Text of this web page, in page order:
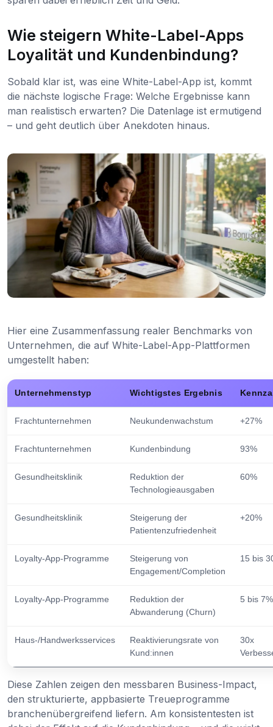
Wie steigern White-Label-Apps
Loyalität und Kundenbindung?
Sobald klar ist, was eine White-Label-App ist, kommt
die nächste logische Frage: Welche Ergebnisse kann
man realistisch erwarten? Die Datenlage ist ermutigend
– und geht deutlich über Anekdoten hinaus.
Hier eine Zusammenfassung realer Benchmarks von
Unternehmen, die auf White-Label-App-Plattformen
umgestellt haben:
Unternehmenstyp Wichtigstes Ergebnis
Frachtunternehmen Neukundenwachstum +27%
Frachtunternehmen Kundenbindung 93%
Gesundheitsklinik
Reduktion der
Technologieausgaben
60%
Gesundheitsklinik
Steigerung der
Patientenzufriedenheit
+20%
Loyalty-App-Programme
Steigerung von
Engagement/Completion
15 bis
Loyalty-App-Programme
Reduktion der
Abwanderung (Churn)
5 bis 7%
Haus-/Handwerksservices
Reaktivierungsrate von
Kund:innen
30x
Diese Zahlen zeigen den messbaren Business-Impact,
den strukturierte, appbasierte Treueprogramme
branchenübergreifend liefern. Am konsistentesten ist